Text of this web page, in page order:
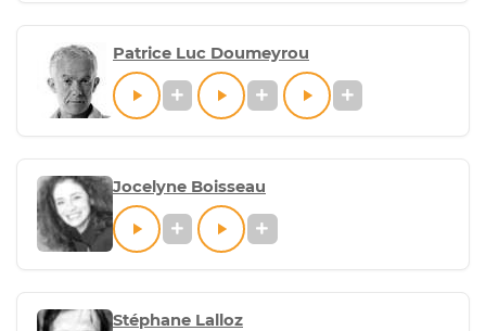
Patrice Luc Doumeyrou
Jocelyne Boisseau
Stéphane Lalloz